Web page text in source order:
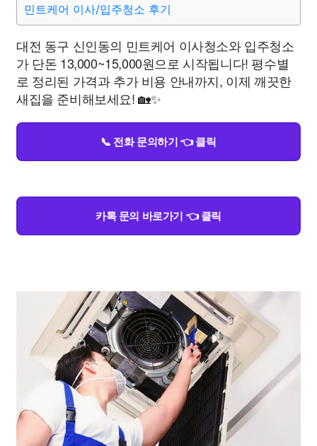
민트케어 이사/입주청소 후기
대전 동구 신인동의 민트케어 이사청소와 입주청소
가 단돈 13,000~15,000원으로 시작됩니다! 평수별
로 정리된 가격과 추가 비용 안내까지, 이제 깨끗한
새집을 준비해보세요! 🏡✨
📞 전화 문의하기 👈 클릭
카톡 문의 바로가기 👈 클릭